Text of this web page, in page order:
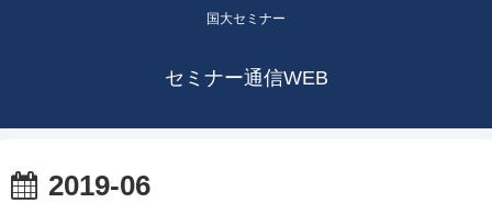
国大セミナー
セミナー通信WEB
2019-06